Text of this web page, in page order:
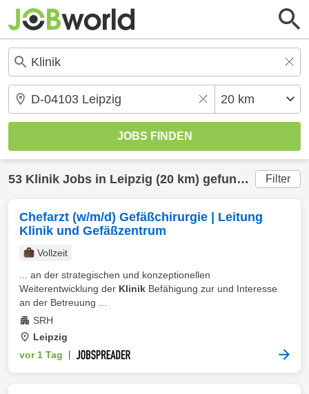
53 Klinik Jobs in Leipzig (20 km) gefunden Filter
Chefarzt (w/m/d) Gefäßchirurgie | Leitung
Klinik und Gefäßzentrum
Vollzeit
... an der strategischen und konzeptionellen
Weiterentwicklung der Klinik Befähigung zur und Interesse
an der Betreuung ...
SRH
Leipzig
vor 1 Tag